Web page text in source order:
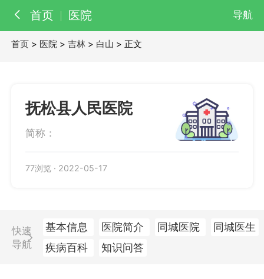
首页 医院 导航
医生
首页 > 医院 >吉林 > 白山 > 正文
抚松县人民医院
简称：
77浏览 · 2022-05-17
快速
导航
基本信息 医院简介 同城医院
同城医生
疾病百科
知识问答